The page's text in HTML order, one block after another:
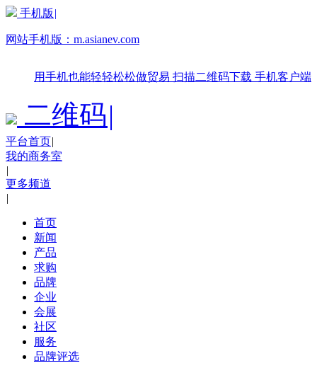
手机版 |
网站手机版： m.asianev.com
用手机也能轻轻松松做贸易 扫描二维码下载 手机客户端
二维码|
平台首页|
我的商务室
|
更多频道
|
首页
新闻
产品
求购
品牌
企业
会展
社区
服务
品牌评选